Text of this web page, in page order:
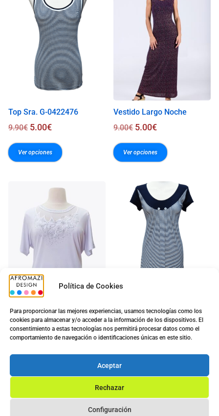
Política de Cookies
Para proporcionar las mejores experiencias, usamos tecnologías como los
cookies para almacenar y/o acceder a la información de los dispositivos. El
consentimiento a estas tecnologías nos permitirá procesar datos como el
comportamiento de navegación o identificaciones únicas en este sitio.
Aceptar
Rechazar
Configuración
Top Sra. G-0422476
9.90€ 5.00€
Ver opciones
Vestido Largo Noche
9.00€ 5.00€
Ver opciones
Camiseta Bordada Talla
Vestido Diana G-0422433
12.50€ 5.00€